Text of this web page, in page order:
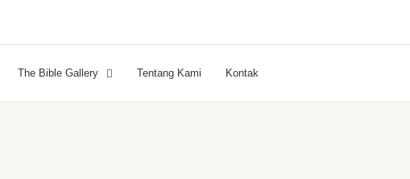
The Bible Gallery Tentang Kami Kontak